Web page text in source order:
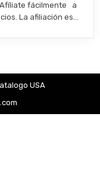
fácilmente a
La afiliación es…
USA